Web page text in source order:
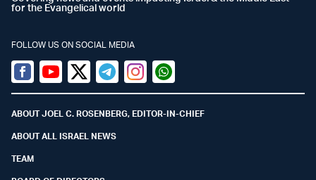
for the Evangelical world
FOLLOW US ON SOCIAL MEDIA
Facebook
YoutubeTwitter (X)
TelegramInstagramWhatsapp
ABOUT JOEL C. ROSENBERG, EDITOR-IN-CHIEF
ABOUT ALL ISRAEL NEWS
TEAM